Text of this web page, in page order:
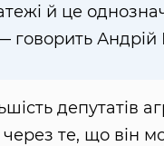
й це
говорить Андрій
депутатів
те, що він